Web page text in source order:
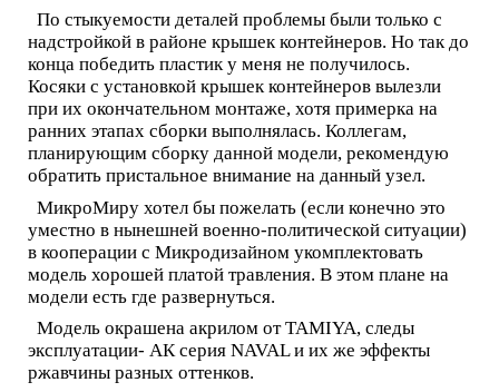
По стыкуемости деталей проблемы были только с
надстройкой в районе крышек контейнеров. Но так до
конца победить пластик у меня не получилось.
Косяки с установкой крышек контейнеров вылезли
при их окончательном монтаже, хотя примерка на
ранних этапах сборки выполнялась. Коллегам,
планирующим сборку данной модели, рекомендую
обратить пристальное внимание на данный узел.
МикроМиру хотел бы пожелать (если конечно это
уместно в нынешней военно-политической ситуации)
в кооперации с Микродизайном укомплектовать
модель хорошей платой травления. В этом плане на
модели есть где развернуться.
Модель окрашена акрилом от TAMIYA, следы
эксплуатации- АК серия NAVAL и их же эффекты
ржавчины разных оттенков.